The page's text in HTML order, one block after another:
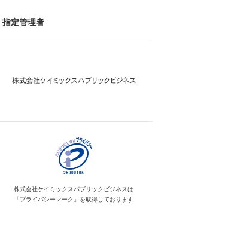
指定管理者
株式会社ケイミックス パブリックビジネスは
「プライバシーマーク」を取得しております